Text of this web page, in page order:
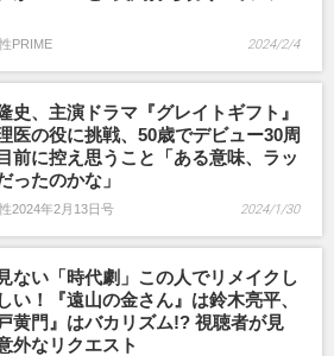
PRIME 2024/2/4
史、主演ドラマ『グレイトギフト』
医の役に挑戦、50歳でデビュー30周
前に控え思うこと「ある意味、ラッ
ったのかな」
2024年2月13日号 2024/1/30
ない「時代劇」この人でリメイクし
い！『遠山の金さん』は鈴木亮平、
戸黄門』はバカリズム!? 視聴者が見
外なリクエスト